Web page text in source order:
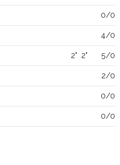
0/0
4/0
2" 2" 5/0
2/0
0/0
0/0